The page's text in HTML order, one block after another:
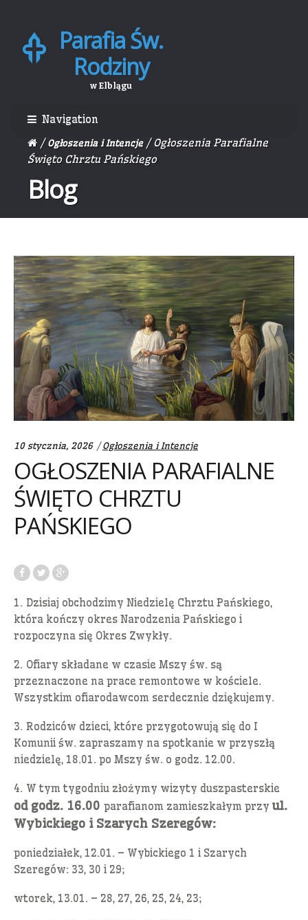
Skip
to
navigation
Skip
to
content
Parafia Św.
Rodziny
w Elblągu
Navigation
/Ogłoszenia i Intencje/ Ogłoszenia Parafialne
Święto Chrztu Pańskiego
Blog
10 stycznia, 2026 Categories:
Ogłoszenia i Intencje
OGŁOSZENIA PARAFIALNE
ŚWIĘTO CHRZTU
PAŃSKIEGO
1. Dzisiaj obchodzimy Niedzielę Chrztu Pańskiego,
która kończy okres Narodzenia Pańskiego i
rozpoczyna się Okres Zwykły.
2. Ofiary składane w czasie Mszy św. są
przeznaczone na prace remontowe w kościele.
Wszystkim ofiarodawcom serdecznie dziękujemy.
3. Rodziców dzieci, które przygotowują się do I
Komunii św. zapraszamy na spotkanie w przyszłą
niedzielę, 18.01. po Mszy św. o godz. 12.00.
4. W tym tygodniu złożymy wizyty duszpasterskie
od godz. 16.00 parafianom zamieszkałym przy ul.
Wybickiego i Szarych Szeregów:
poniedziałek, 12.01. – Wybickiego 1 i Szarych
Szeregów: 33, 30 i 29;
wtorek, 13.01. – 28, 27, 26, 25, 24, 23;